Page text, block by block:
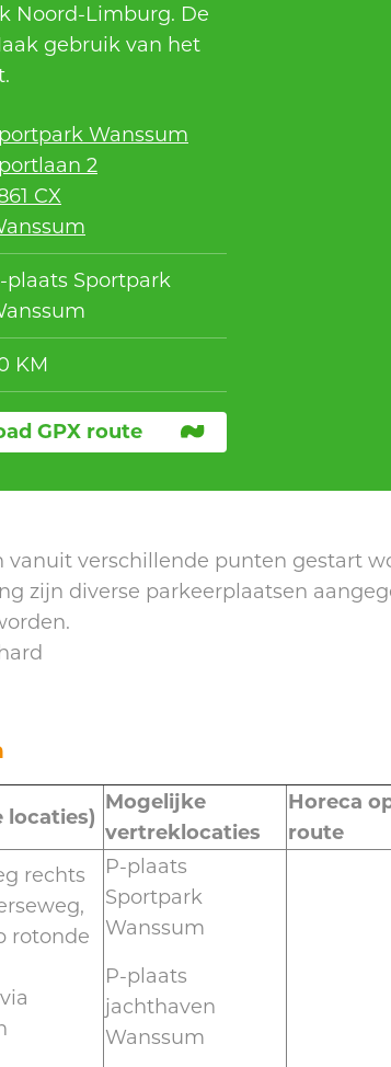
Noord-Limburg. De
gebruik van het
Wanssum
2
CX
plaats Sportpark
KM
GPX route
vanuit verschillende punten gestart
zijn diverse parkeerplaatsen
locaties)
Mogelijke
vertreklocaties
Horeca
route
rechts
rotonde
P-plaats
Sportpark
Wanssum
P-plaats
jachthaven
Wanssum